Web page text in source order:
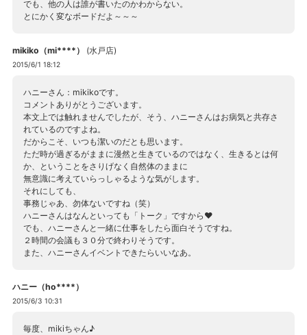
でも、他の人は誰が書いたのかわからない。
とにかく変なボードだよ～～～
mikiko（mi****） (水戸店)
2015/6/1 18:12
ハニーさん：mikikoです。
コメントありがとうございます。
本文上では触れませんでしたが、そう、ハニーさんはお病気と共存さ
れているのですよね。
だからこそ、いつも潔いのだとも思います。
ただ時が過ぎるがままに漫然と生きているのではなく、生きるとは何
か、ということをさりげなく自然体のままに
無意識に考えていらっしゃるような気がします。
それにしても、
事務じゃあ、勿体ないですね（笑）
ハニーさんはなんといっても「トーク」ですから♥
でも、ハニーさんと一緒に仕事をしたら面白そうですね。
２時間の会議も３０分で終わりそうです。
また、ハニーさんイベントできたらいいなあ。
ハニー（ho****）
2015/6/3 10:31
毎度、mikiちゃん♪